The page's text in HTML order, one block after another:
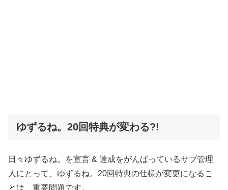
ゆずるね。20回特典が変わる?!
日々ゆずるね。を宣言 & 達成をがんばっているサブ管理
人にとって、ゆずるね。20回特典の仕様が変更になるこ
とは、重要問題です。